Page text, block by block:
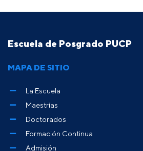
Escuela de Posgrado PUCP
MAPA DE SITIO
La Escuela
Maestrías
Doctorados
Formación Continua
Admisión